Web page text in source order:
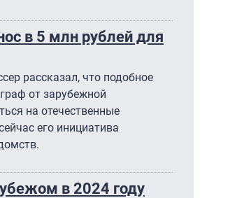
в 5 млн рублей для
рассказал, что подобное
от зарубежной
на отечественные
его инициатива
в 2024 году